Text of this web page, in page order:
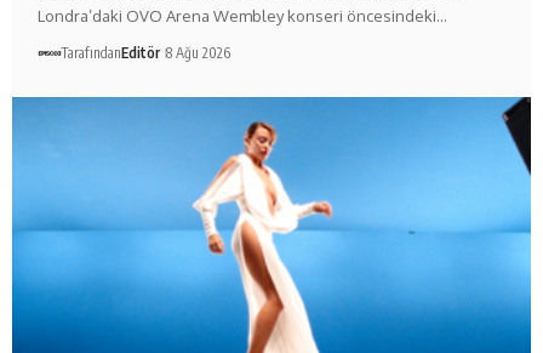
Londra’daki OVO Arena Wembley konseri öncesindeki…
TarafındanEditör 8 Ağu 2026